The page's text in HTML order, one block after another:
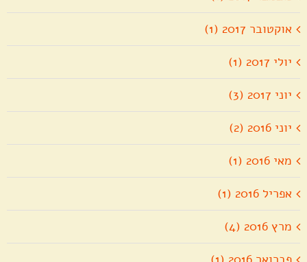
אוקטובר 2017 (1)
יולי 2017 (1)
יוני 2017 (3)
יוני 2016 (2)
מאי 2016 (1)
אפריל 2016 (1)
מרץ 2016 (4)